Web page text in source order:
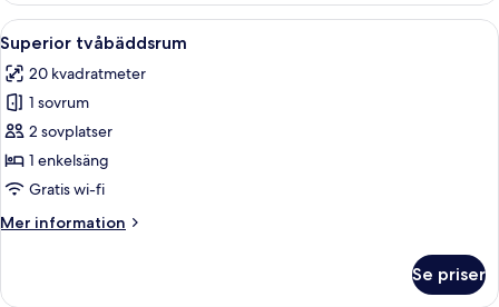
Öppna
alla
foton
för
Superior
tvåbäddsrum
Ett hotellrum med en stor säng, ett
8
Superior tvåbäddsrum
20 kvadratmeter
1 sovrum
2 sovplatser
1 enkelsäng
Gratis wi-fi
Mer information
Mer
tvåbäddsrum
Se priser